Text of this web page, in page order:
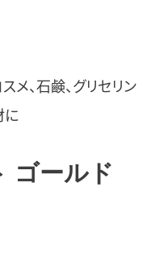
メ、石鹸、グリセリン
に
ゴールド